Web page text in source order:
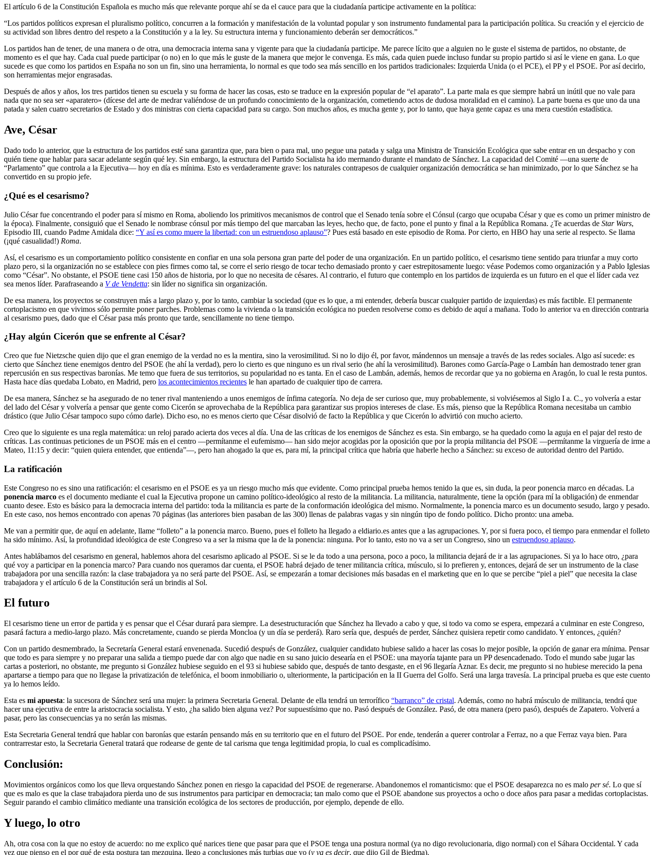
El artículo 6 de la Constitución Española es mucho más que relevante porque ahí se da el cauce para que la ciudadanía participe activamente en la política:
“Los partidos políticos expresan el pluralismo político, concurren a la formación y manifestación de la voluntad popular y son instrumento fundamental para la participación política. Su creación y el ejercicio de
su actividad son libres dentro del respeto a la Constitución y a la ley. Su estructura interna y funcionamiento deberán ser democráticos.”
Los partidos han de tener, de una manera o de otra, una democracia interna sana y vigente para que la ciudadanía participe. Me parece lícito que a alguien no le guste el sistema de partidos, no obstante, de
momento es el que hay. Cada cual puede participar (o no) en lo que más le guste de la manera que mejor le convenga. Es más, cada quien puede incluso fundar su propio partido si así le viene en gana. Lo que
sucede es que como los partidos en España no son un fin, sino una herramienta, lo normal es que todo sea más sencillo en los partidos tradicionales: Izquierda Unida (o el PCE), el PP y el PSOE. Por así decirlo,
son herramientas mejor engrasadas.
Después de años y años, los tres partidos tienen su escuela y su forma de hacer las cosas, esto se traduce en la expresión popular de “el aparato”. La parte mala es que siempre habrá un inútil que no vale para
nada que no sea ser «aparatero» (dícese del arte de medrar valiéndose de un profundo conocimiento de la organización, cometiendo actos de dudosa moralidad en el camino). La parte buena es que uno da una
patada y salen cuatro secretarios de Estado y dos ministras con cierta capacidad para su cargo. Son muchos años, es mucha gente y, por lo tanto, que haya gente capaz es una mera cuestión estadística.
Ave, César
Dado todo lo anterior, que la estructura de los partidos esté sana garantiza que, para bien o para mal, uno pegue una patada y salga una Ministra de Transición Ecológica que sabe entrar en un despacho y con
quién tiene que hablar para sacar adelante según qué ley. Sin embargo, la estructura del Partido Socialista ha ido mermando durante el mandato de Sánchez. La capacidad del Comité ––una suerte de
“Parlamento” que controla a la Ejecutiva–– hoy en día es mínima. Esto es verdaderamente grave: los naturales contrapesos de cualquier organización democrática se han minimizado, por lo que Sánchez se ha
convertido en su propio jefe.
¿Qué es el cesarismo?
Julio César fue concentrando el poder para sí mismo en Roma, aboliendo los primitivos mecanismos de control que el Senado tenía sobre el Cónsul (cargo que ocupaba César y que es como un primer ministro de
la época). Finalmente, consiguió que el Senado le nombrase cónsul por más tiempo del que marcaban las leyes, hecho que, de facto, pone el punto y final a la República Romana. ¿Te acuerdas de Star Wars,
Episodio III, cuando Padme Amidala dice: “Y así es como muere la libertad: con un estruendoso aplauso”? Pues está basado en este episodio de Roma. Por cierto, en HBO hay una serie al respecto. Se llama
(¡qué casualidad!) Roma.
Así, el cesarismo es un comportamiento político consistente en confiar en una sola persona gran parte del poder de una organización. En un partido político, el cesarismo tiene sentido para triunfar a muy corto
plazo pero, si la organización no se establece con pies firmes como tal, se corre el serio riesgo de tocar techo demasiado pronto y caer estrepitosamente luego: véase Podemos como organización y a Pablo Iglesias
como “César”. No obstante, el PSOE tiene casi 150 años de historia, por lo que no necesita de césares. Al contrario, el futuro que contemplo en los partidos de izquierda es un futuro en el que el líder cada vez
sea menos líder. Parafraseando a V de Vendetta: sin líder no significa sin organización.
De esa manera, los proyectos se construyen más a largo plazo y, por lo tanto, cambiar la sociedad (que es lo que, a mi entender, debería buscar cualquier partido de izquierdas) es más factible. El permanente
cortoplacismo en que vivimos sólo permite poner parches. Problemas como la vivienda o la transición ecológica no pueden resolverse como es debido de aquí a mañana. Todo lo anterior va en dirección contraria
al cesarismo pues, dado que el César pasa más pronto que tarde, sencillamente no tiene tiempo.
¿Hay algún Cicerón que se enfrente al César?
Creo que fue Nietzsche quien dijo que el gran enemigo de la verdad no es la mentira, sino la verosimilitud. Si no lo dijo él, por favor, mándennos un mensaje a través de las redes sociales. Algo así sucede: es
cierto que Sánchez tiene enemigos dentro del PSOE (he ahí la verdad), pero lo cierto es que ninguno es un rival serio (he ahí la verosimilitud). Barones como García-Page o Lambán han demostrado tener gran
repercusión en sus respectivas baronías. Me temo que fuera de sus territorios, su popularidad no es tanta. En el caso de Lambán, además, hemos de recordar que ya no gobierna en Aragón, lo cual le resta puntos.
Hasta hace días quedaba Lobato, en Madrid, pero los acontecimientos recientes le han apartado de cualquier tipo de carrera.
De esa manera, Sánchez se ha asegurado de no tener rival manteniendo a unos enemigos de ínfima categoría. No deja de ser curioso que, muy probablemente, si volviésemos al Siglo I a. C., yo volvería a estar
del lado del César y volvería a pensar que gente como Cicerón se aprovechaba de la República para garantizar sus propios intereses de clase. Es más, pienso que la República Romana necesitaba un cambio
drástico (que Julio César tampoco supo cómo darle). Dicho eso, no es menos cierto que César disolvió de facto la República y que Cicerón lo advirtió con mucho acierto.
Creo que lo siguiente es una regla matemática: un reloj parado acierta dos veces al día. Una de las críticas de los enemigos de Sánchez es esta. Sin embargo, se ha quedado como la aguja en el pajar del resto de
críticas. Las continuas peticiones de un PSOE más en el centro ––permítanme el eufemismo–– han sido mejor acogidas por la oposición que por la propia militancia del PSOE ––permítanme la virguería de irme a
Mateo, 11:15 y decir: “quien quiera entender, que entienda”––, pero han ahogado la que es, para mí, la principal crítica que habría que haberle hecho a Sánchez: su exceso de autoridad dentro del Partido.
La ratificación
Este Congreso no es sino una ratificación: el cesarismo en el PSOE es ya un riesgo mucho más que evidente. Como principal prueba hemos tenido la que es, sin duda, la peor ponencia marco en décadas. La
ponencia marco es el documento mediante el cual la Ejecutiva propone un camino político-ideológico al resto de la militancia. La militancia, naturalmente, tiene la opción (para mí la obligación) de enmendar
cuanto desee. Esto es básico para la democracia interna del partido: toda la militancia es parte de la conformación ideológica del mismo. Normalmente, la ponencia marco es un documento sesudo, largo y pesado.
En este caso, nos hemos encontrado con apenas 70 páginas (las anteriores bien pasaban de las 300) llenas de palabras vagas y sin ningún tipo de fondo político. Dicho pronto: una ameba.
Me van a permitir que, de aquí en adelante, llame “folleto” a la ponencia marco. Bueno, pues el folleto ha llegado a eldiario.es antes que a las agrupaciones. Y, por si fuera poco, el tiempo para enmendar el folleto
ha sido mínimo. Así, la profundidad ideológica de este Congreso va a ser la misma que la de la ponencia: ninguna. Por lo tanto, esto no va a ser un Congreso, sino un estruendoso aplauso.
Antes hablábamos del cesarismo en general, hablemos ahora del cesarismo aplicado al PSOE. Si se le da todo a una persona, poco a poco, la militancia dejará de ir a las agrupaciones. Si ya lo hace otro, ¿para
qué voy a participar en la ponencia marco? Para cuando nos queramos dar cuenta, el PSOE habrá dejado de tener militancia crítica, músculo, si lo prefieren y, entonces, dejará de ser un instrumento de la clase
trabajadora por una sencilla razón: la clase trabajadora ya no será parte del PSOE. Así, se empezarán a tomar decisiones más basadas en el marketing que en lo que se percibe “piel a piel” que necesita la clase
trabajadora y el artículo 6 de la Constitución será un brindis al Sol.
El futuro
El cesarismo tiene un error de partida y es pensar que el César durará para siempre. La desestructuración que Sánchez ha llevado a cabo y que, si todo va como se espera, empezará a culminar en este Congreso,
pasará factura a medio-largo plazo. Más concretamente, cuando se pierda Moncloa (y un día se perderá). Raro sería que, después de perder, Sánchez quisiera repetir como candidato. Y entonces, ¿quién?
Con un partido desmembrado, la Secretaría General estará envenenada. Sucedió después de González, cualquier candidato hubiese salido a hacer las cosas lo mejor posible, la opción de ganar era mínima. Pensar
que todo es para siempre y no preparar una salida a tiempo puede dar con algo que nadie en su sano juicio desearía en el PSOE: una mayoría tajante para un PP desencadenado. Todo el mundo sabe jugar las
cartas a posteriori, no obstante, me pregunto si González hubiese seguido en el 93 si hubiese sabido que, después de tanto desgaste, en el 96 llegaría Aznar. Es decir, me pregunto si no hubiese merecido la pena
apartarse a tiempo para que no llegase la privatización de telefónica, el boom inmobiliario o, ulteriormente, la participación en la II Guerra del Golfo. Será una larga travesía. La principal prueba es que este cuento
ya lo hemos leído.
Esta es mi apuesta: la sucesora de Sánchez será una mujer: la primera Secretaria General. Delante de ella tendrá un terrorífico “barranco” de cristal. Además, como no habrá músculo de militancia, tendrá que
hacer una ejecutiva de entre la aristocracia socialista. Y esto, ¿ha salido bien alguna vez? Por supuestísimo que no. Pasó después de González. Pasó, de otra manera (pero pasó), después de Zapatero. Volverá a
pasar, pero las consecuencias ya no serán las mismas.
Esta Secretaria General tendrá que hablar con baronías que estarán pensando más en su territorio que en el futuro del PSOE. Por ende, tenderán a querer controlar a Ferraz, no a que Ferraz vaya bien. Para
contrarrestar esto, la Secretaria General tratará que rodearse de gente de tal carisma que tenga legitimidad propia, lo cual es complicadísimo.
Conclusión:
Movimientos orgánicos como los que lleva orquestando Sánchez ponen en riesgo la capacidad del PSOE de regenerarse. Abandonemos el romanticismo: que el PSOE desaparezca no es malo per sé. Lo que sí
que es malo es que la clase trabajadora pierda uno de sus instrumentos para participar en democracia; tan malo como que el PSOE abandone sus proyectos a ocho o doce años para pasar a medidas cortoplacistas.
Seguir parando el cambio climático mediante una transición ecológica de los sectores de producción, por ejemplo, depende de ello.
Y luego, lo otro
Ah, otra cosa con la que no estoy de acuerdo: no me explico qué narices tiene que pasar para que el PSOE tenga una postura normal (ya no digo revolucionaria, digo normal) con el Sáhara Occidental. Y cada
vez que pienso en el por qué de esta postura tan mezquina, llego a conclusiones más turbias que yo (y ya es decir, que dijo Gil de Biedma).